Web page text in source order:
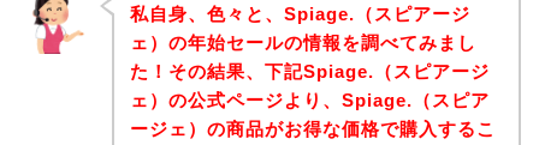
私自身、色々と、Spiage.（スピアージ
ェ）の年始セールの情報を調べてみまし
た！その結果、下記Spiage.（スピアージ
ェ）の公式ページより、Spiage.（スピア
ージェ）の商品がお得な価格で購入するこ